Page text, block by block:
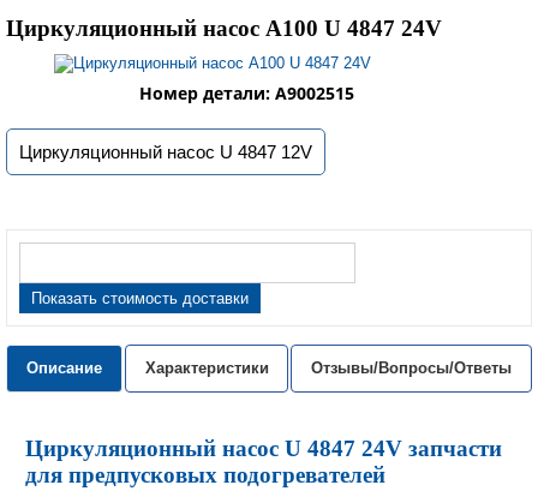
Циркуляционный насос A100 U 4847 24V
Номер детали: A9002515
Циркуляционный насос U 4847 12V
Показать стоимость доставки
Описание Характеристики Отзывы/Вопросы/Ответы
Циркуляционный насос U 4847 24V запчасти
для предпусковых подогревателей